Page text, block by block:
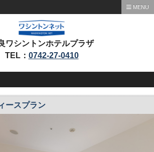
MENU
ワシントンホテルプラザ
TEL： 0742-27-0410
ースプラン